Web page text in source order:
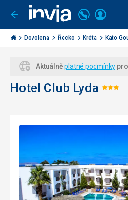
Jít
zpět
Invia.cz
Volejte
226
000
284
Dovolená Řecko Kréta Kato
Aktuálně platné podmínky
Hotel Club Lyda